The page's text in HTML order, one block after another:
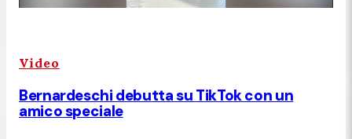
Video
Bernardeschi debutta su TikTok con un
amico speciale